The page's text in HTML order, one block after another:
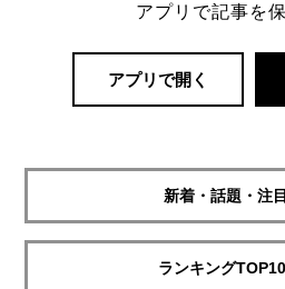
アプリで記事を
アプリで開く
新着・話題・注
ランキング